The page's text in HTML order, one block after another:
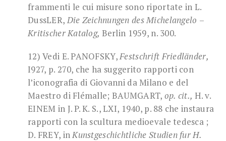
frammenti le cui misure sono riportate in L.
DussLER, Die Zeichnungen des Michelangelo –
Kritischer Katalog, Berlin 1959, n. 300.
12) Vedi E. PANOFSKY,Festschrift Friedländer,
I927, p. 270, che ha suggerito rapporti con
l’iconografia di Giovanni da Milano e del
Maestro di Flémalle; BAUMGART, op. cit., H. v.
EINEM in J. P. K. S., LXI, 1940, p. 88 che instaura
rapporti con la scultura medioevale tedesca ;
D. FREY, inKunstgeschichtliche Studien fur H.